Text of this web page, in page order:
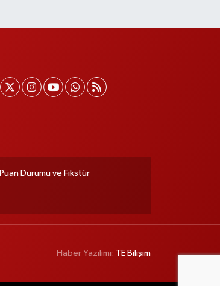
Puan Durumu ve Fikstür
Haber Yazılımı: TE Bilişim